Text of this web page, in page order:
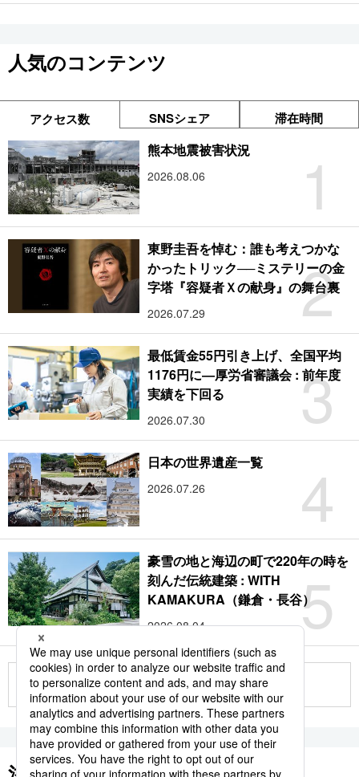
人気のコンテンツ
アクセス数 SNSシェア 滞在時間
1
熊本地震被害状況
2026.08.06
2
東野圭吾を悼む：誰も考えつかな
かったトリック──ミステリーの金
字塔『容疑者Ｘの献身』の舞台裏
2026.07.29
3
最低賃金55円引き上げ、全国平均
1176円に―厚労省審議会 : 前年度
実績を下回る
2026.07.30
4
日本の世界遺産一覧
2026.07.26
5
豪雪の地と海辺の町で220年の時を
刻んだ伝統建築 : WITH
KAMAKURA（鎌倉・長谷）
2026.08.04
もっと見る